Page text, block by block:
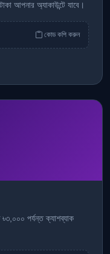
আপনার অ্যাকাউন্টে যাবে।
কোড কপি করুন
৳৩,০০০ পর্যন্ত ক্যাশব্যাক